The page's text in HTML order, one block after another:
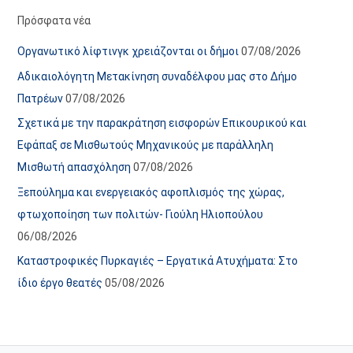
α
ρ
τ
ή
σ
ε
ω
ν
ε
ρ
θ
ρ
ω
ν
ι
σ
τ
ο
χ
ο
Πρόσφατα νέα
Οργανωτικό λίφτινγκ χρειάζονται οι δήμοι07/08/2026
Αδικαιολόγητη Μετακίνηση συναδέλφου μας στο Δήμο
Πατρέων07/08/2026
Σχετικά με την παρακράτηση εισφορών Επικουρικού και
Εφάπαξ σε Μισθωτούς Μηχανικούς με παράλληλη
Μισθωτή απασχόληση 07/08/2026
Ξεπούλημα και ενεργειακός αφοπλισμός της χώρας,
φτωχοποίηση των πολιτών- Γιούλη Ηλιοπούλου
06/08/2026
Καταστροφικές Πυρκαγιές – Εργατικά Ατυχήματα: Στο
ίδιο έργο θεατές 05/08/2026